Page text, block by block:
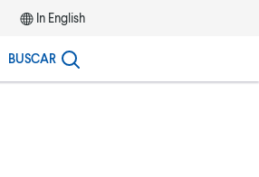
In English
BUSCAR